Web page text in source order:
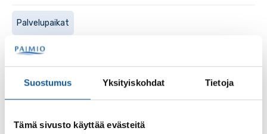
Suostumus Yksityiskohdat Tietoja
Tämä sivusto käyttää evästeitä
Palvelupaikat
Paimion polku
Paimion polku on yhteensä 17,1 kilometriä pitkä ulkoilureitti.
Polku koostuu niin kuntopoluista, metsäteistä,
metsäpoluista kuin maantiestäkin.
Uutiset 29.10.2024